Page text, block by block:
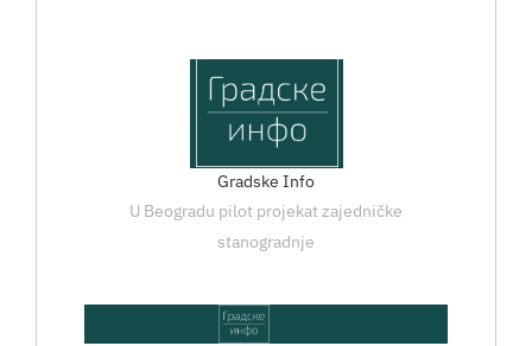
Gradske Info
U Beogradu pilot projekat zajedničke
stanogradnje